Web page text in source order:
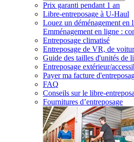
Prix garanti pendant 1 an
Libre-entreposage à U-Haul
Louez un déménagement en
Emménagement en ligne :
Entreposage climatisé
Entreposage de VR, de
Guide des tailles d'unités de
Entreposage extérieur/
Payer ma facture
FAQ
Conseils sur le libre-
Fournitures d’entreposage